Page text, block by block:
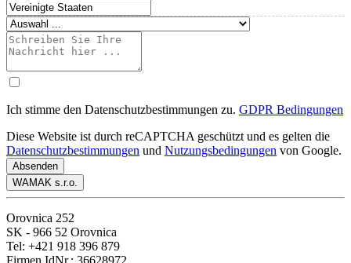
Ich stimme den Datenschutzbestimmungen zu. GDPR Bedingungen
Diese Website ist durch reCAPTCHA geschützt und es gelten die
Datenschutzbestimmungen und Nutzungsbedingungen von Google.
Absenden
WAMAK s.r.o.
Orovnica 252
SK - 966 52 Orovnica
Tel: +421 918 396 879
Firmen IdNr.: 36628972